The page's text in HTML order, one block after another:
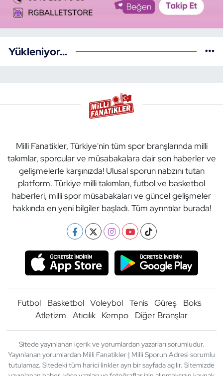
Yükleniyor...
Milli Fanatikler, Türkiye'nin tüm spor branşlarında milli
takımlar, sporcular ve müsabakalara dair son haberler ve
gelişmelerle karşınızda! Ulusal sporun nabzını tutan
platform. Türkiye milli takımları, futbol ve basketbol
haberleri, milli spor müsabakaları ve güncel gelişmeler
hakkında en yeni bilgiler başladı. Tüm ayrıntılar burada!
Futbol Basketbol Voleybol Tenis Güreş
Boks
Atletizm
Atıcılık Kempo Diğer Branşlar
Sitede yayınlanan içerik ve yorumlardan yazarları sorumludur.
Yayınlanan yorumlardan Milli Fanatikler | Milli Sporun Adresi sorumlu
tutulamaz. Sitedeki tüm harici linkler ayrı bir sayfada açılır. Sitemizde